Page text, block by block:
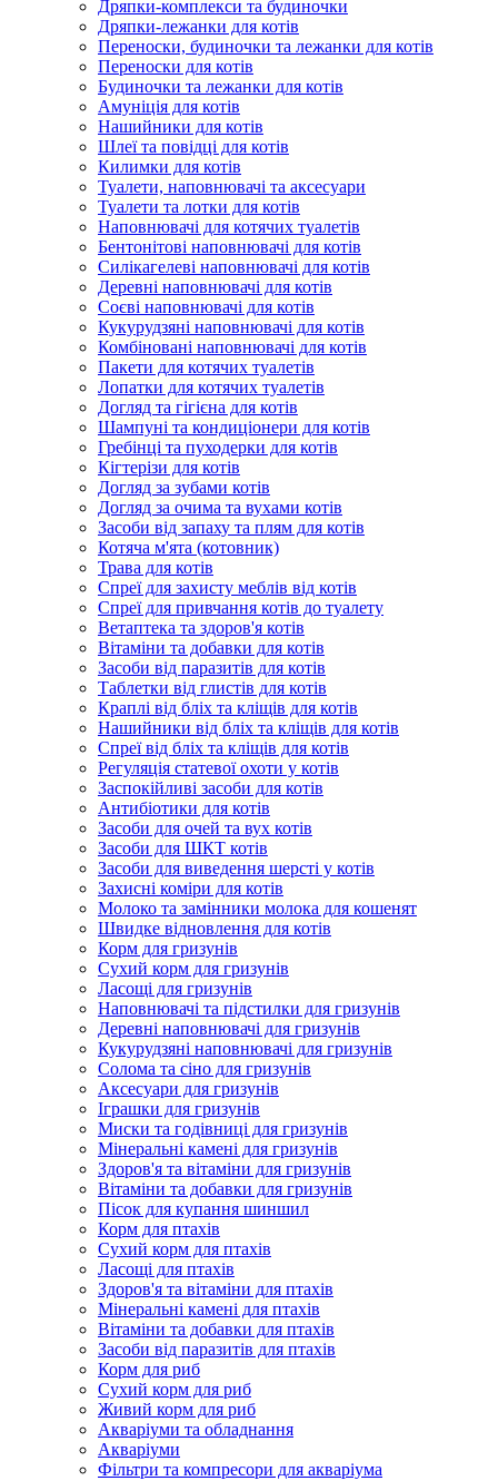
Дряпки-комплекси та будиночки
Дряпки-лежанки для котів
Переноски, будиночки та лежанки для котів
Переноски для котів
Будиночки та лежанки для котів
Амуніція для котів
Нашийники для котів
Шлеї та повідці для котів
Килимки для котів
Туалети, наповнювачі та аксесуари
Туалети та лотки для котів
Наповнювачі для котячих туалетів
Бентонітові наповнювачі для котів
Силікагелеві наповнювачі для котів
Деревні наповнювачі для котів
Соєві наповнювачі для котів
Кукурудзяні наповнювачі для котів
Комбіновані наповнювачі для котів
Пакети для котячих туалетів
Лопатки для котячих туалетів
Догляд та гігієна для котів
Шампуні та кондиціонери для котів
Гребінці та пуходерки для котів
Кігтерізи для котів
Догляд за зубами котів
Догляд за очима та вухами котів
Засоби від запаху та плям для котів
Котяча м'ята (котовник)
Трава для котів
Спреї для захисту меблів від котів
Спреї для привчання котів до туалету
Ветаптека та здоров'я котів
Вітаміни та добавки для котів
Засоби від паразитів для котів
Таблетки від глистів для котів
Краплі від бліх та кліщів для котів
Нашийники від бліх та кліщів для котів
Спреї від бліх та кліщів для котів
Регуляція статевої охоти у котів
Заспокійливі засоби для котів
Антибіотики для котів
Засоби для очей та вух котів
Засоби для ШКТ котів
Засоби для виведення шерсті у котів
Захисні коміри для котів
Молоко та замінники молока для кошенят
Швидке відновлення для котів
Корм для гризунів
Сухий корм для гризунів
Ласощі для гризунів
Наповнювачі та підстилки для гризунів
Деревні наповнювачі для гризунів
Кукурудзяні наповнювачі для гризунів
Солома та сіно для гризунів
Аксесуари для гризунів
Іграшки для гризунів
Миски та годівниці для гризунів
Мінеральні камені для гризунів
Здоров'я та вітаміни для гризунів
Вітаміни та добавки для гризунів
Пісок для купання шиншил
Корм для птахів
Сухий корм для птахів
Ласощі для птахів
Здоров'я та вітаміни для птахів
Мінеральні камені для птахів
Вітаміни та добавки для птахів
Засоби від паразитів для птахів
Корм для риб
Сухий корм для риб
Живий корм для риб
Акваріуми та обладнання
Акваріуми
Фільтри та компресори для акваріума